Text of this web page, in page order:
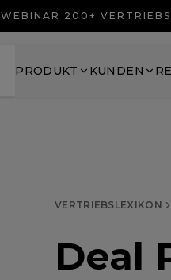
WEBINAR 200+
PRODUKT KUNDEN
VERTRIEBSLEXIKON
Deal